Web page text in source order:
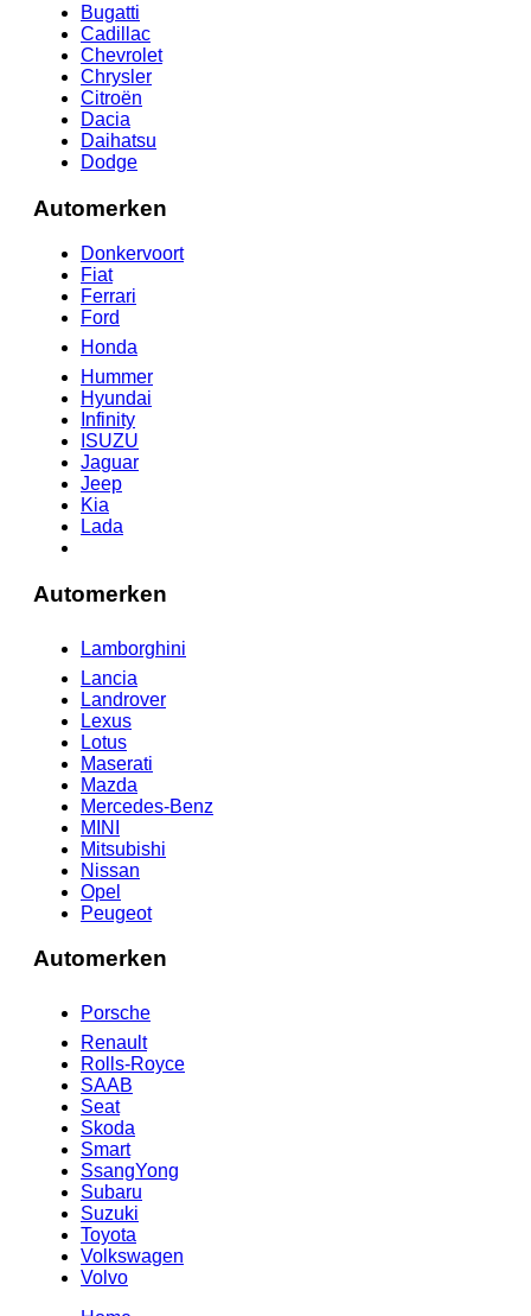
Bugatti
Cadillac
Chevrolet
Chrysler
Citroën
Dacia
Daihatsu
Dodge
Automerken
Donkervoort
Fiat
Ferrari
Ford
Honda
Hummer
Hyundai
Infinity
ISUZU
Jaguar
Jeep
Kia
Lada
Automerken
Lamborghini
Lancia
Landrover
Lexus
Lotus
Maserati
Mazda
Mercedes-Benz
MINI
Mitsubishi
Nissan
Opel
Peugeot
Automerken
Porsche
Renault
Rolls-Royce
SAAB
Seat
Skoda
Smart
SsangYong
Subaru
Suzuki
Toyota
Volkswagen
Volvo